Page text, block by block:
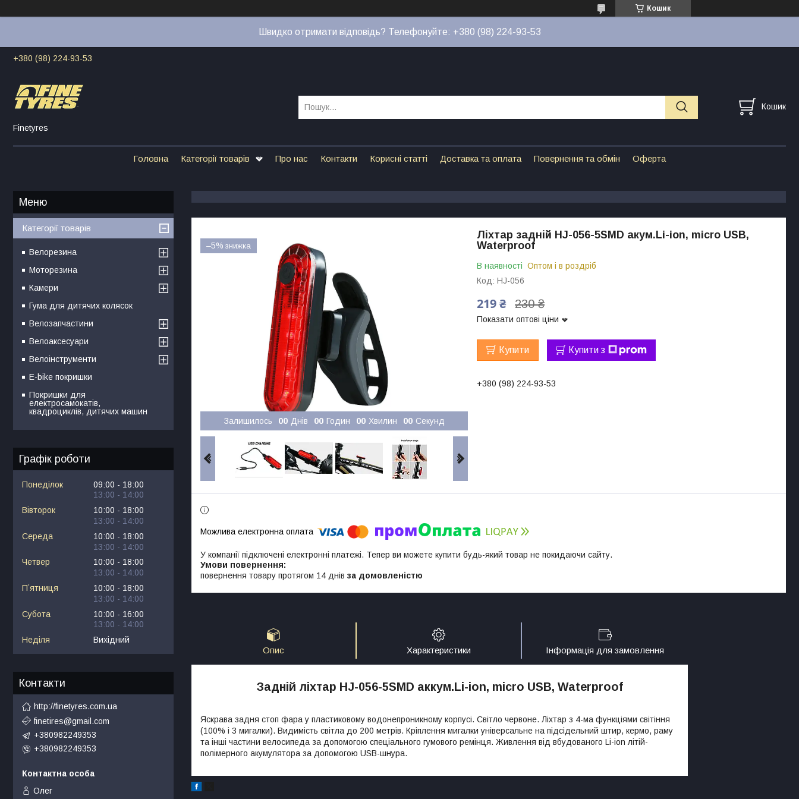
Кошик
Швидко отримати відповідь? Телефонуйте: +380 (98) 224-93-53
+380 (98) 224-93-53
Finetyres
Кошик
Головна Категорії товарів Про нас Контакти Корисні статті Доставка та оплата Повернення та обмін Оферта
–5%
Залишилось 00 Днів 00 Годин 00 Хвилин 00 Секунд
Ліхтар задній HJ-056-5SMD акум.Li-ion, micro USB,
Waterproof
В наявності Оптом і в роздріб
Код: HJ-056
230 ₴
219 ₴
Показати оптові ціни
Купити Купити з
+380 (98) 224-93-53
У компанії підключені електронні платежі. Тепер ви можете купити будь-який товар не покидаючи сайту.
повернення товару протягом 14 днів за домовленістю
Опис Характеристики Інформація для замовлення
Задній ліхтар HJ-056-5SMD аккум.Li-ion, micro USB, Waterproof
Яскрава задня стоп фара у пластиковому водонепроникному корпусі. Світло червоне. Ліхтар з 4-ма функціями світіння
(100% і 3 мигалки). Видимість світла до 200 метрів. Кріплення мигалки універсальне на підсідельний штир, кермо, раму
та інші частини велосипеда за допомогою спеціального гумового ремінця. Живлення від вбудованого Li-ion літій-
полімерного акумулятора за допомогою USB-шнура.
Категорії товарів
Велорезина
Моторезина
Камери
Гума для дитячих колясок
Велозапчастини
Велоаксесуари
Велоінструменти
E-bike покришки
Покришки для
електросамокатів,
квадроциклів, дитячих машин
Графік роботи
Понеділок 09:00
18:00
13:00
14:00
Вівторок
10:00
18:00
13:00
14:00
Середа
10:00
18:00
13:00
14:00
Четвер
10:00
18:00
13:00
14:00
Пʼятниця
10:00
18:00
13:00
14:00
Субота
10:00
16:00
13:00
14:00
Неділя
Вихідний
Контакти
http://finetyres.com.ua
finetires@gmail.com
+380982249353
+380982249353
Олег